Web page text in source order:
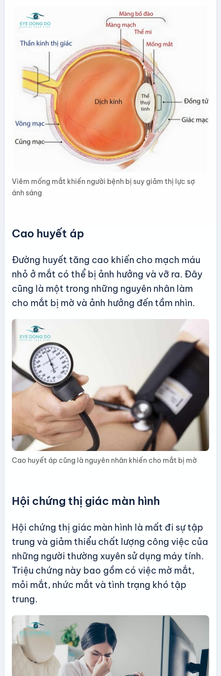
Viêm mống mắt khiến người bệnh bị suy giảm thị lực sợ
ánh sáng
Cao huyết áp
Đường huyết tăng cao khiến cho mạch máu
nhỏ ở mắt có thể bị ảnh hưởng và vỡ ra. Đây
cũng là một trong những nguyên nhân làm
cho mắt bị mờ và ảnh hưởng đến tầm nhìn.
Cao huyết áp cũng là nguyên nhân khiến cho mắt bị mờ
Hội chứng thị giác màn hình
Hội chứng thị giác màn hình là mất đi sự tập
trung và giảm thiểu chất lượng công việc của
những người thường xuyên sử dụng máy tính.
Triệu chứng này bao gồm có việc mờ mắt,
mỏi mắt, nhức mắt và tình trạng khó tập
trung.